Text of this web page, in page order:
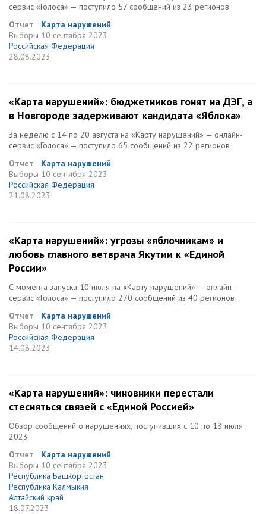
сервис «Голоса» — поступило 57 сообщений из 23 регионов
Отчет
Карта нарушений
Выборы 10 сентября 2023
Российская Федерация
28.08.2023
«Карта нарушений»: бюджетников гонят на ДЭГ, а
в Новгороде задерживают кандидата «Яблока»
За неделю с 14 по 20 августа на «Карту нарушений» — онлайн-
сервис «Голоса» — поступило 65 сообщений из 22 регионов
Отчет
Карта нарушений
Выборы 10 сентября 2023
Российская Федерация
21.08.2023
«Карта нарушений»: угрозы «яблочникам» и
любовь главного ветврача Якутии к «Единой
России»
С момента запуска 10 июля на «Карту нарушений» — онлайн-
сервис «Голоса» — поступило 270 сообщений из 40 регионов
Отчет
Карта нарушений
Выборы 10 сентября 2023
Российская Федерация
14.08.2023
«Карта нарушений»: чиновники перестали
стесняться связей с «Единой Россией»
Обзор сообщений о нарушениях, поступивших с 10 по 18 июля
2023
Отчет
Карта нарушений
Выборы 10 сентября 2023
Республика Башкортостан
Республика Калмыкия
Алтайский край
18.07.2023